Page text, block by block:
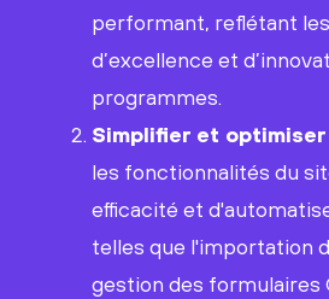
performant, reflétant
d’excellence et
programmes.
Simplifier et
les fonctionnalités du
efficacité et
telles que l'importation
gestion des formulaires